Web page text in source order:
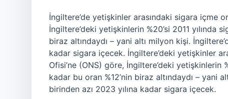
İngiltere’de yetişkinler arasındaki sigara içme
İngiltere’deki yetişkinlerin %20’si 2011 yılında
biraz altındaydı – yani altı milyon kişi.
kadar sigara içecek. İngiltere’deki yetişkinler
Ofisi’ne (ONS) göre, İngiltere’deki yetişkinlerin
kadar bu oran %12’nin biraz altındaydı – yani
birinden azı 2023 yılına kadar sigara içecek.